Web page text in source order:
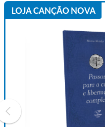
LOJA CANÇÃO NOVA